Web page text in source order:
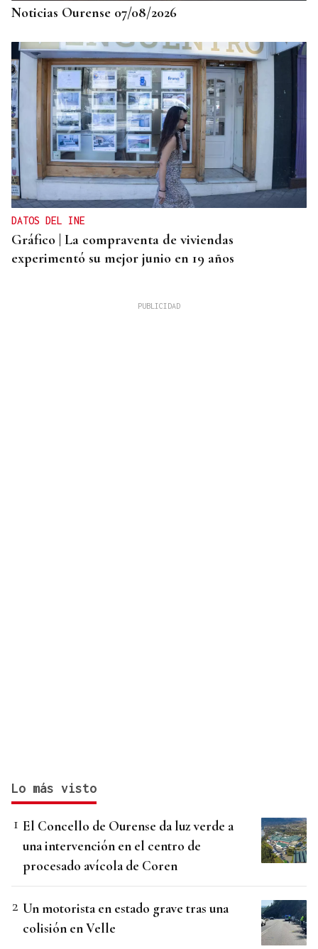
Noticias Ourense 07/08/2026
DATOS DEL INE
Gráfico | La compraventa de viviendas
experimentó su mejor junio en 19 años
Lo más visto
El Concello de Ourense da luz verde a
una intervención en el centro de
procesado avícola de Coren
Un motorista en estado grave tras una
colisión en Velle